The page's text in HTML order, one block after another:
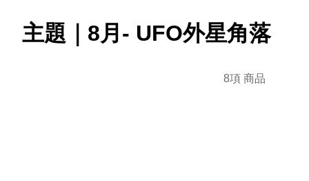
主題｜8月- UFO外星角落
8項 商品